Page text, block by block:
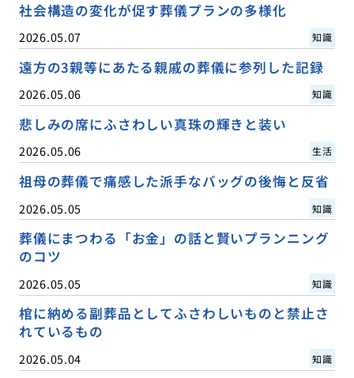
社会構造の変化が促す葬儀プランの多様化
2026.05.07 知識
遠方の3親等にあたる親戚の葬儀に参列した記録
2026.05.06 知識
悲しみの席にふさわしい真珠の輝きと装い
2026.05.06 生活
祖母の葬儀で痛感した派手なバッグの後悔と反省
2026.05.05 知識
葬儀にまつわる「お金」の話と賢いプランニング
のコツ
2026.05.05 知識
棺に納める副葬品としてふさわしいものと禁止さ
れているもの
2026.05.04 知識